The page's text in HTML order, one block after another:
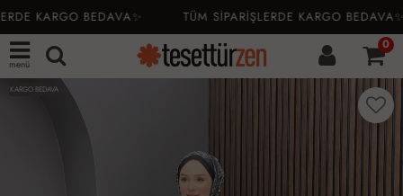
KARGO BEDAVA✨ TÜM SİPARİŞLERDE KARGO BEDAVA✨
menü
0
KARGO BEDAVA